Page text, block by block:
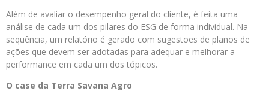
Além de avaliar o desempenho geral do cliente, é feita uma
análise de cada um dos pilares do ESG de forma individual. Na
sequência, um relatório é gerado com sugestões de planos de
ações que devem ser adotadas para adequar e melhorar a
performance em cada um dos tópicos.
O case da Terra Savana Agro